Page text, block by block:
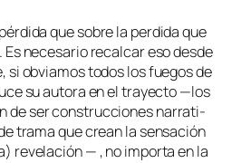
que so­bre la per­di­da que
ne­ce­sa­rio re­cal­car eso des­de
si ob­via­mos to­dos los fue­gos de
su au­to­ra en el tra­yec­to —los
de ser cons­truc­cio­nes na­rra­ti­
tra­ma que crean la sen­sa­ción
re­ve­la­ción — , no im­por­ta en la